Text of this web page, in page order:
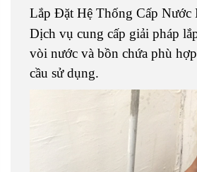
Lắp Đặt Hệ Thống Cấp Nước
Dịch vụ cung cấp giải pháp
vòi nước và bồn chứa phù
cầu sử dụng.